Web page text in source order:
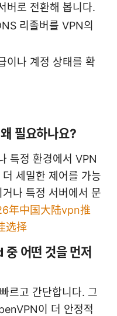
버로 전환해 봅니다.
리졸버를 VPN의
이나 계정 상태를 확
필요하나요?
특정 환경에서 VPN
세밀한 제어를 가능
나 특정 서버에서 문
年中国大陆vpn推
选择
어떤 것을 먼저
르고 간단합니다. 그
이 더 안정적